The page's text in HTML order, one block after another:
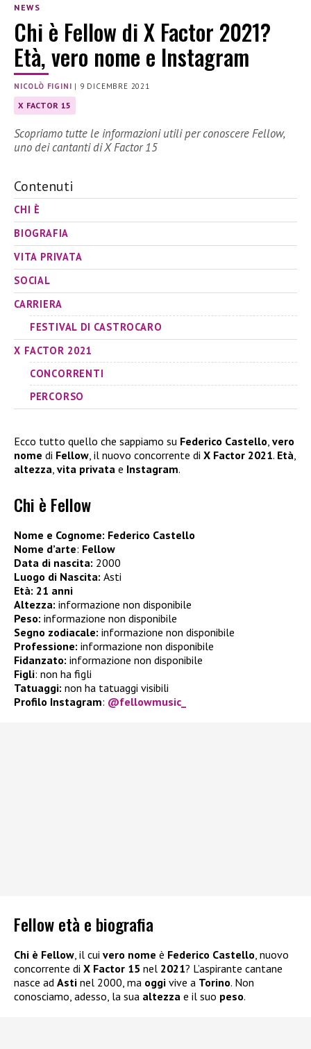
NEWS
Chi è Fellow di X Factor 2021?
Età, vero nome e Instagram
NICOLÒ FIGINI | 9 DICEMBRE 2021
X FACTOR 15
Scopriamo tutte le informazioni utili per conoscere Fellow,
uno dei cantanti di X Factor 15
Contenuti
CHI È
BIOGRAFIA
VITA PRIVATA
SOCIAL
CARRIERA
FESTIVAL DI CASTROCARO
X FACTOR 2021
CONCORRENTI
PERCORSO
Ecco tutto quello che sappiamo su Federico Castello, vero
nome di Fellow, il nuovo concorrente di X Factor 2021. Età,
altezza, vita privata e Instagram.
Chi è Fellow
Nome e Cognome: Federico Castello
Nome d’arte: Fellow
Data di nascita: 2000
Luogo di Nascita: Asti
Età: 21 anni
Altezza: informazione non disponibile
Peso: informazione non disponibile
Segno zodiacale: informazione non disponibile
Professione: informazione non disponibile
Fidanzato: informazione non disponibile
Figli: non ha figli
Tatuaggi: non ha tatuaggi visibili
Profilo Instagram: @fellowmusic_
Fellow età e biografia
Chi è Fellow , il cui vero nome è Federico Castello , nuovo
concorrente di X Factor 15 nel 2021? L’aspirante cantane
nasce ad Asti nel 2000, ma oggi vive a Torino. Non
conosciamo, adesso, la sua altezza e il suo peso.